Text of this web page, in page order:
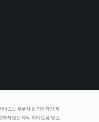
비스는 세무사 등 전문가가 제
지 않는 세무 처리 도움 및 소